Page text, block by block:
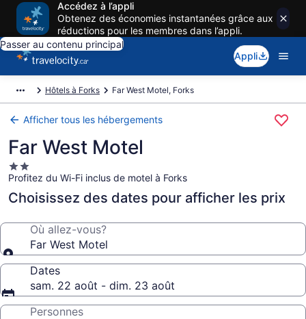
Accédez à l’appli
Obtenez des économies instantanées grâce aux
réductions pour les membres dans l’appli.
Passer au contenu principal
Appli
Hôtels à Forks Far West Motel, Forks
Afficher tous les hébergements
Far West Motel
Hébergement
2.0 étoiles
Profitez du Wi-Fi inclus de motel à Forks
Choisissez des dates pour afficher les prix
Où allez-vous?
Far West Motel
Dates
sam. 22 août - dim. 23 août
Personnes